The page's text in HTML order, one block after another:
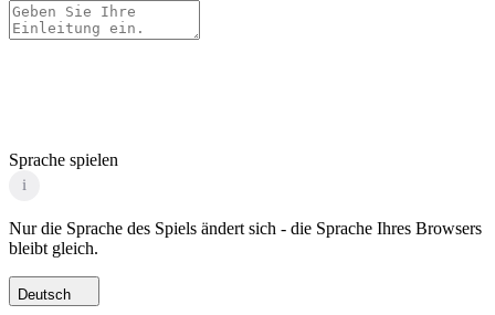
Sprache spielen
i
Nur die Sprache des Spiels ändert sich - die Sprache Ihres Browsers
bleibt gleich.
Deutsch